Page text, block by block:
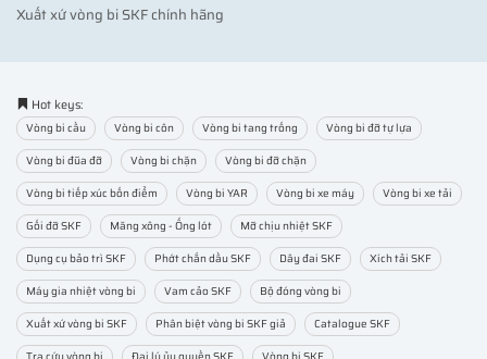
Xuất xứ vòng bi SKF chính hãng
Hot keys:
Vòng bi cầu Vòng bi côn Vòng bi tang trống
Vòng bi đỡ tự lựa
Vòng bi đũa đỡ
Vòng bi chặn
Vòng bi đỡ chặn
Vòng bi tiếp xúc bốn điểm
Vòng bi YAR Vòng bi xe máy
Vòng bi xe tải
Gối đỡ SKF
Măng xông - Ống lót
Mỡ chịu nhiệt SKF
Dụng cụ bảo trì SKF
Phớt chắn dầu SKF Dây đai SKF
Xích tải SKF
Máy gia nhiệt vòng bi
Vam cảo SKF
Bộ đóng vòng bi
Xuất xứ vòng bi SKF
Phân biệt vòng bi SKF giả
Catalogue SKF